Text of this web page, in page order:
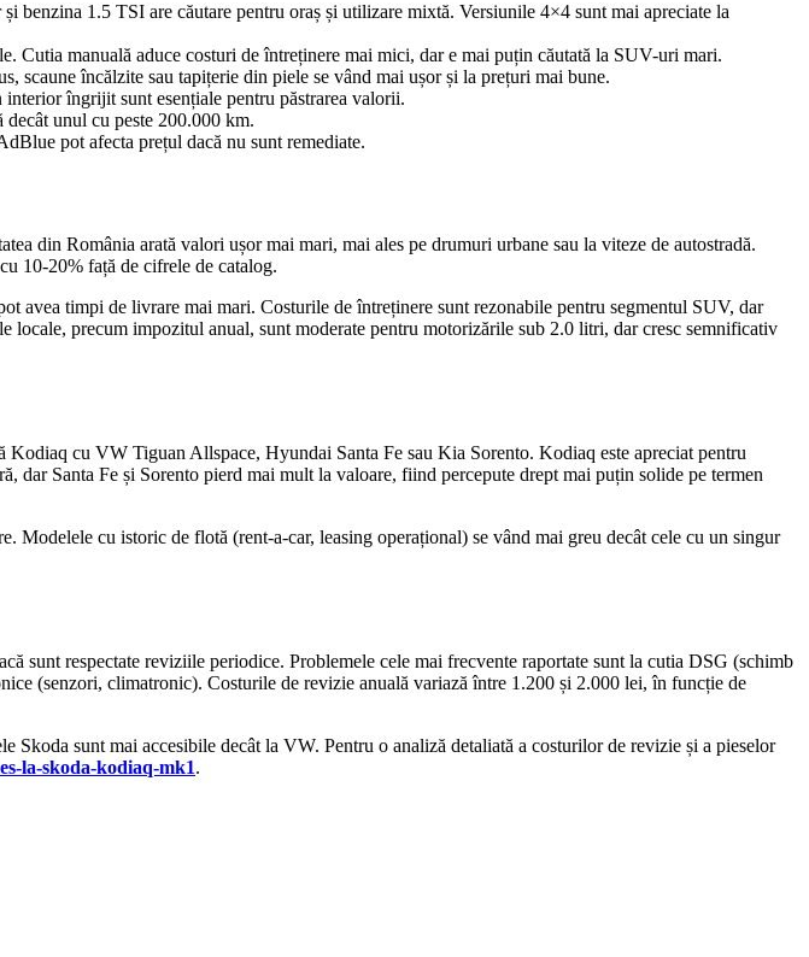
1.5 TSI are căutare pentru oraș și utilizare mixtă. Versiunile 4×4 sunt mai apreciate la
Cutia manuală aduce costuri de întreținere mai mici, dar e mai puțin căutată la SUV-uri mari.
scaune încălzite sau tapițerie din piele se vând mai ușor și la prețuri mai bune.
îngrijit sunt esențiale pentru păstrarea valorii.
unul cu peste 200.000 km.
pot afecta prețul dacă nu sunt remediate.
din România arată valori ușor mai mari, mai ales pe drumuri urbane sau la viteze de autostradă.
10-20% față de cifrele de catalog.
avea timpi de livrare mai mari. Costurile de întreținere sunt rezonabile pentru segmentul SUV, dar
locale, precum impozitul anual, sunt moderate pentru motorizările sub 2.0 litri, dar cresc semnificativ
cu VW Tiguan Allspace, Hyundai Santa Fe sau Kia Sorento. Kodiaq este apreciat pentru
dar Santa Fe și Sorento pierd mai mult la valoare, fiind percepute drept mai puțin solide pe termen
Modelele cu istoric de flotă (rent-a-car, leasing operațional) se vând mai greu decât cele cu un singur
respectate reviziile periodice. Problemele cele mai frecvente raportate sunt la cutia DSG (schimb
(senzori, climatronic). Costurile de revizie anuală variază între 1.200 și 2.000 lei, în funcție de
sunt mai accesibile decât la VW. Pentru o analiză detaliată a costurilor de revizie și a pieselor
la-skoda-kodiaq-mk1.